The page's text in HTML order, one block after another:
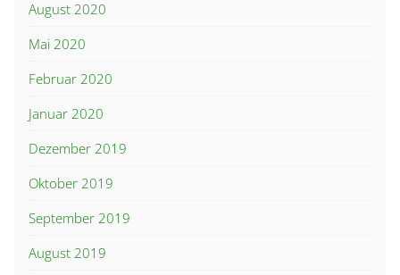
August 2020
Mai 2020
Februar 2020
Januar 2020
Dezember 2019
Oktober 2019
September 2019
August 2019